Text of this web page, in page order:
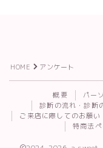
HOME アンケート
概要
パー
診断の流れ・診断
ご来店に際してのお願い
特商法